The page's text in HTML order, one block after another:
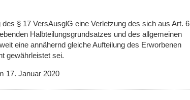
§ 17 VersAusglG eine Verletzung des sich aus Art. 6
Halbteilungsgrundsatzes und des allgemeinen
eine annähernd gleiche Aufteilung des Erworbenen
gewährleistet sei.
17. Januar 2020